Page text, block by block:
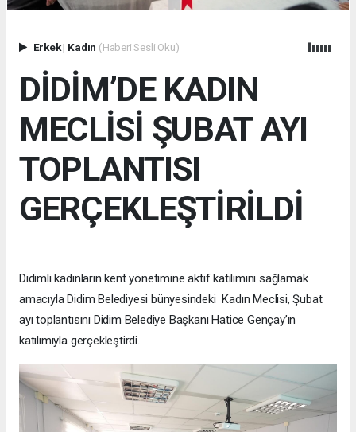
Erkek| Kadın (Haberi Sesli Oku)
DİDİM’DE KADIN
MECLİSİ ŞUBAT AYI
TOPLANTISI
GERÇEKLEŞTİRİLDİ
Didimli kadınların kent yönetimine aktif katılımını sağlamak
amacıyla Didim Belediyesi bünyesindeki Kadın Meclisi, Şubat
ayı toplantısını Didim Belediye Başkanı Hatice Gençay’ın
katılımıyla gerçekleştirdi.